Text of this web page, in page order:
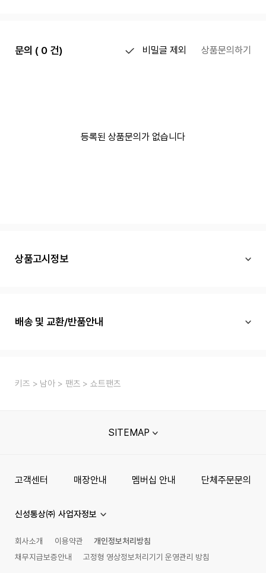
문의 ( 0 건) 비밀글 제외 상품문의하기
등록된 상품문의가 없습니다
상품고시정보
배송 및 교환/반품안내
키즈 남아 팬츠 쇼트팬츠
SITEMAP
고객센터 매장안내 멤버십 안내 단체주문문의
신성통상㈜ 사업자정보
회사소개 이용약관
개인정보처리방침
채무지급보증안내
고정형 영상정보처리기기 운영관리 방침